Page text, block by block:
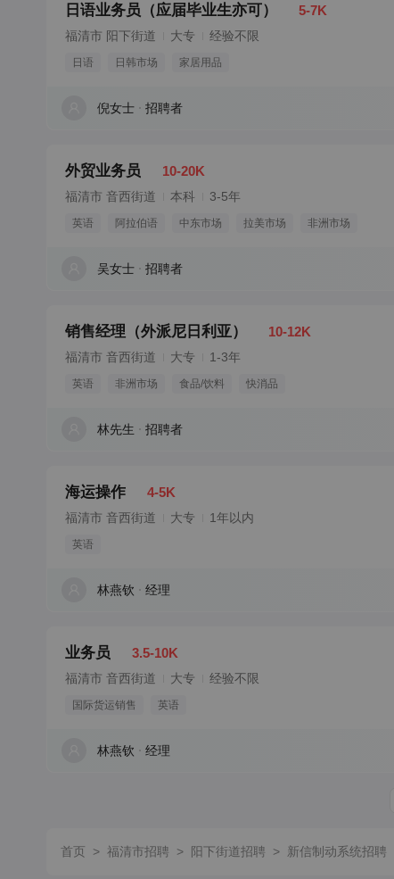
日语业务员（应届毕业生亦可） 5-7K
福清市 阳下街道 大专 经验不限
日语 日韩市场 家居用品
倪女士 招聘者
外贸业务员 10-20K
福清市 音西街道 本科 3-5年
英语 阿拉伯语 中东市场 拉美市场 非洲市场
吴女士 招聘者
销售经理（外派尼日利亚） 10-12K
福清市 音西街道 大专 1-3年
英语 非洲市场 食品/饮料 快消品
林先生 招聘者
海运操作 4-5K
福清市 音西街道 大专 1年以内
英语
林燕钦 经理
业务员 3.5-10K
福清市 音西街道 大专 经验不限
国际货运销售 英语
林燕钦 经理
首页 > 福清市招聘 > 阳下街道招聘 > 新信制动系统招聘